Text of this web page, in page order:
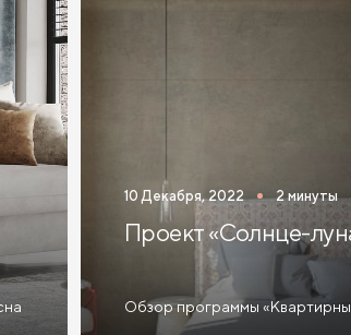
Кровати длиной 200 см Кровати
Кровати 80х190 см
Кровати 80х200 см
180х200 см
механизмом и ящиками Кровати
10 Декабря, 2022 2 минуты
Проект «Солнце-
Обзор программы